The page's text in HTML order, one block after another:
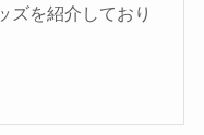
ズを紹介しており